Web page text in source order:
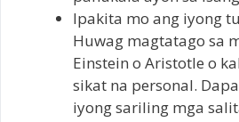
Ipakita mo ang iyong
Huwag magtatago sa
Einstein o Aristotle o
sikat na personal.
iyong sariling mga